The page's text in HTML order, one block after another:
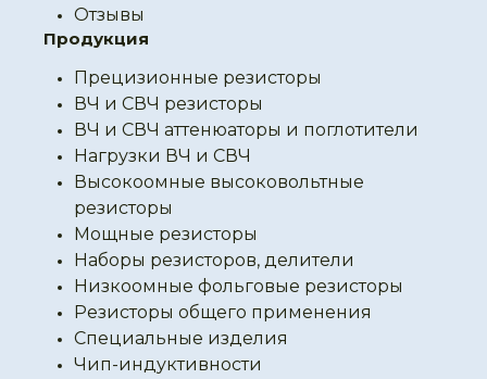
Отзывы
Продукция
Прецизионные резисторы
ВЧ и СВЧ резисторы
ВЧ и СВЧ аттенюаторы и поглотители
Нагрузки ВЧ и СВЧ
Высокоомные высоковольтные
резисторы
Мощные резисторы
Наборы резисторов, делители
Низкоомные фольговые резисторы
Резисторы общего применения
Специальные изделия
Чип-индуктивности